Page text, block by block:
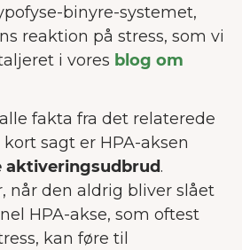
binyre-systemet,
reaktion på stress, som vi
i vores blog om
fakta fra det relaterede
sagt er HPA-aksen
aktiveringsudbrud.
når den aldrig bliver slået
HPA-akse, som oftest
kan føre til